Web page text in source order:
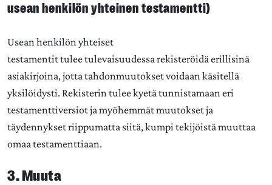
usean henkilön yhteinen testamentti)
Usean henkilön yhteiset
testamentit tulee tulevaisuudessa rekisteröidä erillisinä
asiakirjoina, jotta tahdonmuutokset voidaan käsitellä
yksilöidysti. Rekisterin tulee kyetä tunnistamaan eri
testamenttiversiot ja myöhemmät muutokset ja
täydennykset riippumatta siitä, kumpi tekijöistä muuttaa
omaa testamenttiaan.
3. Muuta